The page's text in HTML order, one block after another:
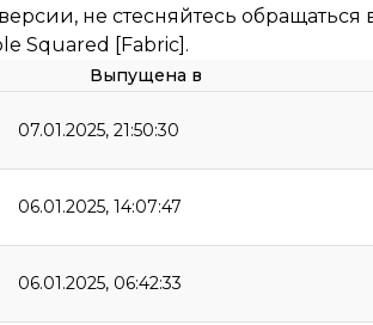
не стесняйтесь
Squared [Fabric].
Выпущена в
07.01.2025, 21:50:30
06.01.2025, 14:07:47
06.01.2025, 06:42:33